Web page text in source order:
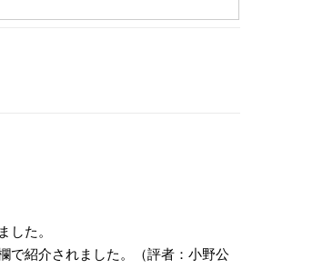
した。
で紹介されました。（評者：小野公